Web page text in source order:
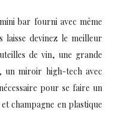
bar fourni avec même
laisse devinez le meilleur
de vin, une grande
un miroir high-tech avec
pour se faire un
champagne en plastique